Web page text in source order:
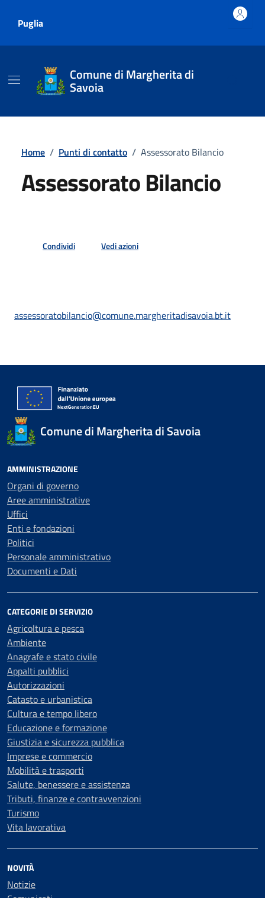
Puglia
Comune di Margherita di
Savoia
Home / Punti di contatto / Assessorato Bilancio
Assessorato Bilancio
Condividi Vedi azioni
assessoratobilancio@comune.margheritadisavoia.bt.it
Comune di Margherita di Savoia
AMMINISTRAZIONE
Organi di governo
Aree amministrative
Uffici
Enti e fondazioni
Politici
Personale amministrativo
Documenti e Dati
CATEGORIE DI SERVIZIO
Agricoltura e pesca
Ambiente
Anagrafe e stato civile
Appalti pubblici
Autorizzazioni
Catasto e urbanistica
Cultura e tempo libero
Educazione e formazione
Giustizia e sicurezza pubblica
Imprese e commercio
Mobilità e trasporti
Salute, benessere e assistenza
Tributi, finanze e contravvenzioni
Turismo
Vita lavorativa
NOVITÀ
Notizie